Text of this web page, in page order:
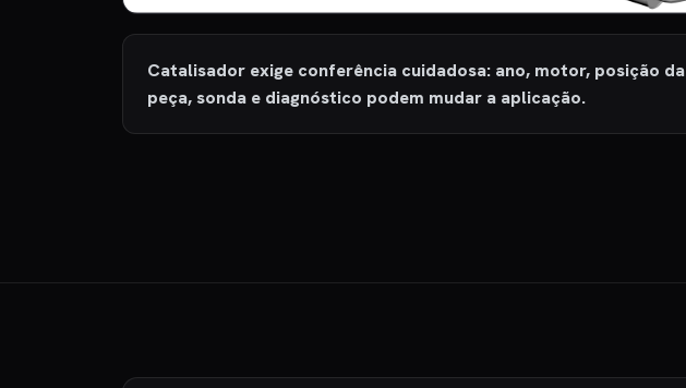
Catalisador exige conferência cuidadosa: ano, motor, posição da
peça, sonda e diagnóstico podem mudar a aplicação.